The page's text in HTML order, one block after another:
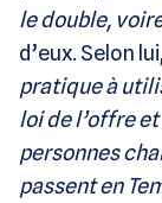
le double,
d’eux. Selon
pratique à
loi de l’offre
personnes
passent en